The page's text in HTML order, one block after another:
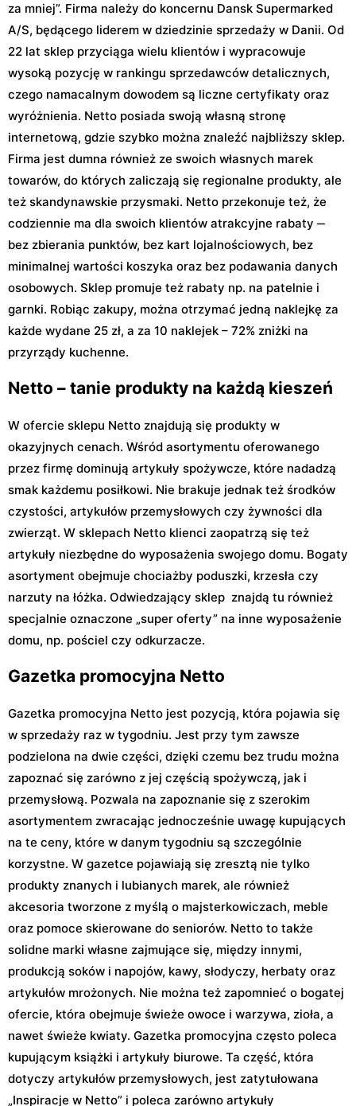
za mniej”. Firma należy do koncernu Dansk Supermarked
A/S, będącego liderem w dziedzinie sprzedaży w Danii. Od
22 lat sklep przyciąga wielu klientów i wypracowuje
wysoką pozycję w rankingu sprzedawców detalicznych,
czego namacalnym dowodem są liczne certyfikaty oraz
wyróżnienia. Netto posiada swoją własną stronę
internetową, gdzie szybko można znaleźć najbliższy sklep.
Firma jest dumna również ze swoich własnych marek
towarów, do których zaliczają się regionalne produkty, ale
też skandynawskie przysmaki. Netto przekonuje też, że
codziennie ma dla swoich klientów atrakcyjne rabaty ‒
bez zbierania punktów, bez kart lojalnościowych, bez
minimalnej wartości koszyka oraz bez podawania danych
osobowych. Sklep promuje też rabaty np. na patelnie i
garnki. Robiąc zakupy, można otrzymać jedną naklejkę za
każde wydane 25 zł, a za 10 naklejek – 72% zniżki na
przyrządy kuchenne.
Netto – tanie produkty na każdą kieszeń
W ofercie sklepu Netto znajdują się produkty w
okazyjnych cenach. Wśród asortymentu oferowanego
przez firmę dominują artykuły spożywcze, które nadadzą
smak każdemu posiłkowi. Nie brakuje jednak też środków
czystości, artykułów przemysłowych czy żywności dla
zwierząt. W sklepach Netto klienci zaopatrzą się też
artykuły niezbędne do wyposażenia swojego domu. Bogaty
asortyment obejmuje chociażby poduszki, krzesła czy
narzuty na łóżka. Odwiedzający sklep znajdą tu również
specjalnie oznaczone „super oferty” na inne wyposażenie
domu, np. pościel czy odkurzacze.
Gazetka promocyjna Netto
Gazetka promocyjna Netto jest pozycją, która pojawia się
w sprzedaży raz w tygodniu. Jest przy tym zawsze
podzielona na dwie części, dzięki czemu bez trudu można
zapoznać się zarówno z jej częścią spożywczą, jak i
przemysłową. Pozwala na zapoznanie się z szerokim
asortymentem zwracając jednocześnie uwagę kupujących
na te ceny, które w danym tygodniu są szczególnie
korzystne. W gazetce pojawiają się zresztą nie tylko
produkty znanych i lubianych marek, ale również
akcesoria tworzone z myślą o majsterkowiczach, meble
oraz pomoce skierowane do seniorów. Netto to także
solidne marki własne zajmujące się, między innymi,
produkcją soków i napojów, kawy, słodyczy, herbaty oraz
artykułów mrożonych. Nie można też zapomnieć o bogatej
ofercie, która obejmuje świeże owoce i warzywa, zioła, a
nawet świeże kwiaty. Gazetka promocyjna często poleca
kupującym książki i artykuły biurowe. Ta część, która
dotyczy artykułów przemysłowych, jest zatytułowana
„Inspiracje w Netto” i poleca zarówno artykuły